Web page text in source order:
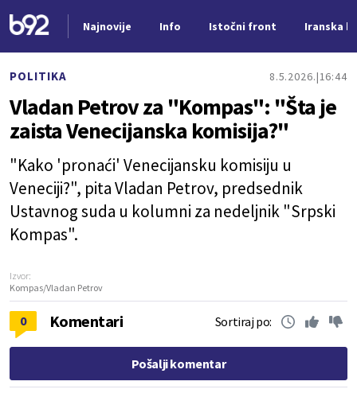
Najnovije Info Istočni front Iranska
POLITIKA 8.5.2026. 16:44
Vladan Petrov za "Kompas": "Šta je
zaista Venecijanska komisija?"
"Kako 'pronaći' Venecijansku komisiju u
Veneciji?", pita Vladan Petrov, predsednik
Ustavnog suda u kolumni za nedeljnik "Srpski
Kompas".
Izvor:
Kompas/Vladan Petrov
0 Komentari Sortiraj po:
Pošalji komentar